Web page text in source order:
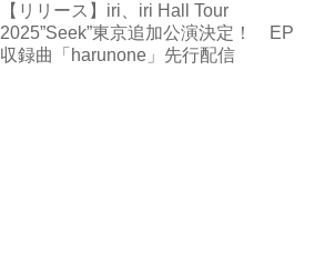
【リリース】iri、iri Hall Tour
2025”Seek”東京追加公演決定！ EP
収録曲「harunone」先行配信